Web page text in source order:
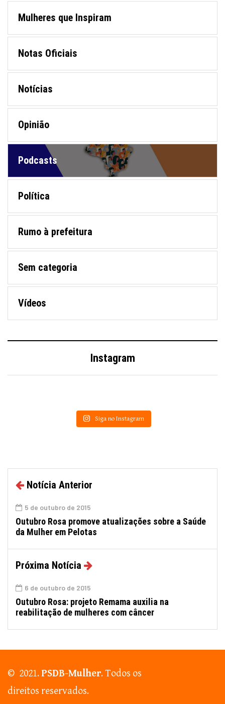
Mulheres que Inspiram
Notas Oficiais
Notícias
Opinião
Podcasts
Política
Rumo à prefeitura
Sem categoria
Vídeos
Instagram
Siga no Instagram
Notícia Anterior
5 de outubro de 2015
Outubro Rosa promove atualizações sobre a Saúde
da Mulher em Pelotas
Próxima Notícia
6 de outubro de 2015
Outubro Rosa: projeto Remama auxilia na
reabilitação de mulheres com câncer
© 2021.PSDB-Mulher. Todos os
direitos reservados.